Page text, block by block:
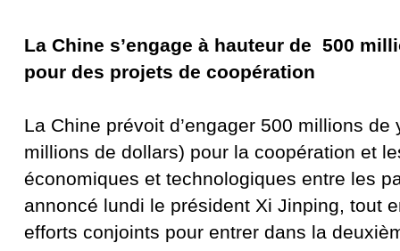
La Chine s’engage à hauteur de 500
pour des projets de coopération
La Chine prévoit d’engager 500 millions de
millions de dollars) pour la coopération et
économiques et technologiques entre les
annoncé lundi le président Xi Jinping, tout
efforts conjoints pour entrer dans la